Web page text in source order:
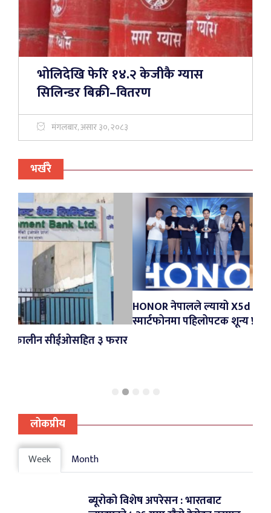
भोलिदेखि फेरि १४.२ केजीकै ग्यास
सिलिन्डर बिक्री–वितरण
मंगलबार, असार ३०, २०८३
भर्खरै
३ फरार
HONOR नेपालले ल्यायो X5d Series र X6d 5G, बजेट
स्मार्टफोनमा पहिलोपटक शून्य प्रतिशत ईएमआई
लोकप्रीय
Week Month
ब्यूरोको विशेष अपरेसन : भारतबाट